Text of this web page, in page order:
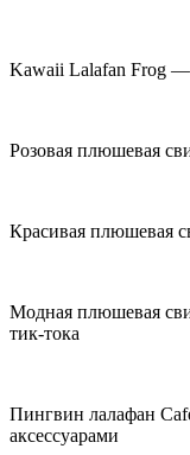
Kawaii Lalafan Frog —
Розовая плюшевая
Красивая плюшевая
Модная плюшевая
тик-тока
Пингвин лалафан
аксессуарами